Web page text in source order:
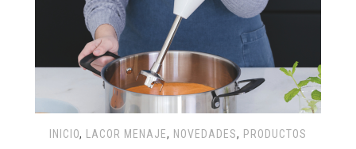
INICIO, LACOR MENAJE, NOVEDADES, PRODUCTOS